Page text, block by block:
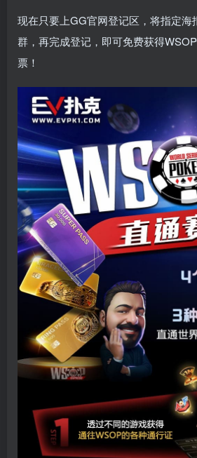
现在只要上GG官网登记区，将指定海
群，再完成登记，即可免费获得
票！